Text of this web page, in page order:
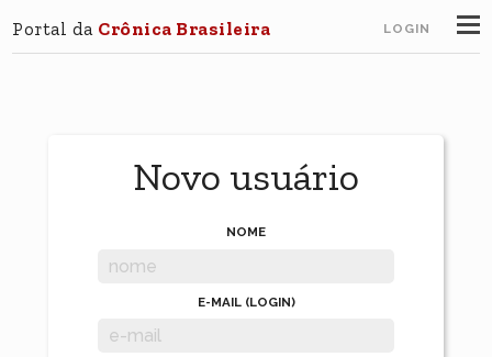
Portal da Crônica Brasileira LOGIN
Novo usuário
NOME
E-MAIL (LOGIN)